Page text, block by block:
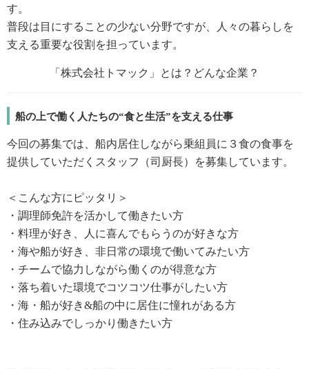
す。
普段は目にすることの少ない分野ですが、人々の暮らしを
支える重要な役割を担っています。
船の上で働く人たちの“食と生活”を支える仕事
今回の募集では、船内居住しながら乗組員に３食の食事を
提供していただくスタッフ（司厨長）を募集しています。
＜こんな方にピッタリ＞
・調理師免許を活かして働きたい方
・料理が好き、人に喜んでもらうのが好きな方
・海や船が好き、非日常の環境で働いてみたい方
・チームで協力しながら働くのが得意な方
・落ち着いた環境でコツコツ仕事がしたい方
・海・船が好き&船の中に居住に憧れがある方
・住み込みでしっかり働きたい方